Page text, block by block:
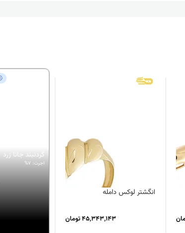
انگشتر لوکس دامله
45,343,143 تومان
گردنبند جانا زرد
اجرت: 7%